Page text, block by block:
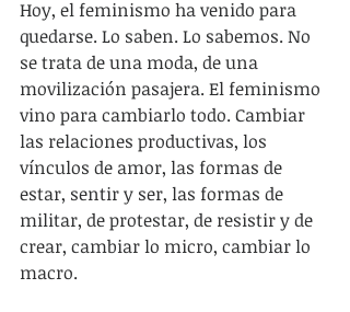
Hoy, el feminismo ha venido para
quedarse. Lo saben. Lo sabemos. No
se trata de una moda, de una
movilización pasajera. El feminismo
vino para cambiarlo todo. Cambiar
las relaciones productivas, los
vínculos de amor, las formas de
estar, sentir y ser, las formas de
militar, de protestar, de resistir y de
crear, cambiar lo micro, cambiar lo
macro.